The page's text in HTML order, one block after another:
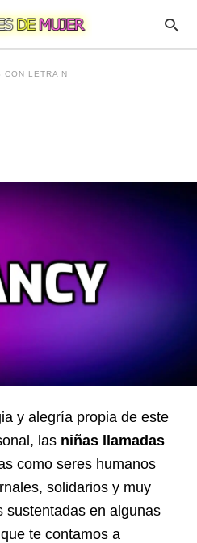
CON LETRA N
y alegría propia de este
las niñas llamadas
como seres humanos
solidarios y muy
sustentadas en algunas
te contamos a